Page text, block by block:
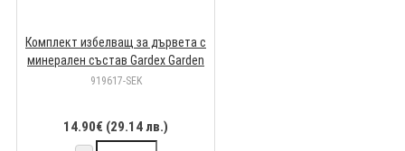
Комплект избелващ за дървета с
минерален състав Gardex Garden
Grease 4,69 кг
919617-SEK
14.90€ (29.14 лв.)